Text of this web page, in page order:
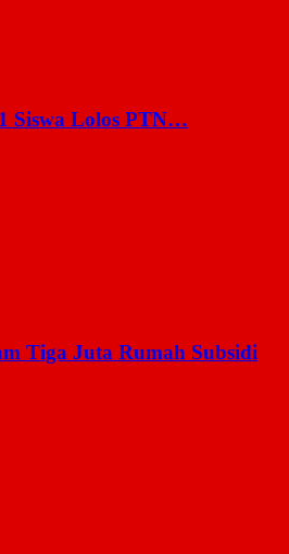
Siswa Lolos PTN…
Tiga Juta Rumah Subsidi